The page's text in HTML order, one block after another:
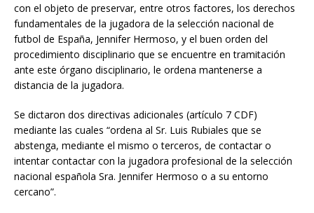
con el objeto de preservar, entre otros factores, los derechos
fundamentales de la jugadora de la selección nacional de
futbol de España, Jennifer Hermoso, y el buen orden del
procedimiento disciplinario que se encuentre en tramitación
ante este órgano disciplinario, le ordena mantenerse a
distancia de la jugadora.
Se dictaron dos directivas adicionales (artículo 7 CDF)
mediante las cuales “ordena al Sr. Luis Rubiales que se
abstenga, mediante el mismo o terceros, de contactar o
intentar contactar con la jugadora profesional de la selección
nacional española Sra. Jennifer Hermoso o a su entorno
cercano”.